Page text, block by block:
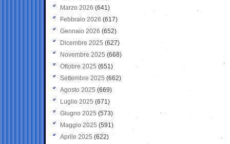
Marzo 2026 (641)
Febbraio 2026 (617)
Gennaio 2026 (652)
Dicembre 2025 (627)
Novembre 2025 (668)
Ottobre 2025 (651)
Settembre 2025 (662)
Agosto 2025 (669)
Luglio 2025 (671)
Giugno 2025 (573)
Maggio 2025 (591)
Aprile 2025 (622)